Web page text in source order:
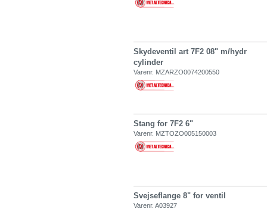
Skydeventil art 7F2 08" m/hydr
cylinder
Varenr. MZARZO0074200550
Stang for 7F2 6"
Varenr. MZTOZO005150003
Svejseflange 8" for ventil
Varenr. A03927